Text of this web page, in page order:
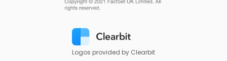
Logos provided by Clearbit